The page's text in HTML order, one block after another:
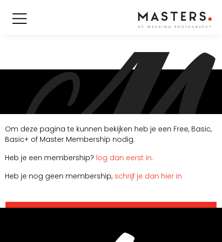
Om deze pagina te kunnen bekijken heb je een Free, Basic,
Basic+ of Master Membership nodig.
Heb je een membership? log dan eerst in.
Heb je nog geen membership, schrijf je dan hier in